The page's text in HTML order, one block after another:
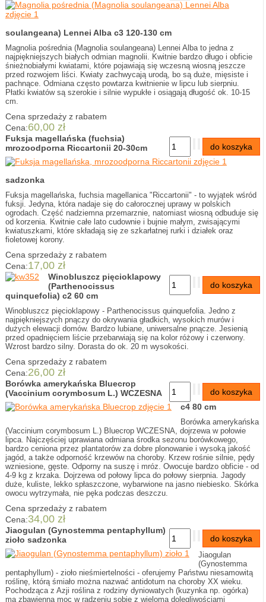
soulangeana) Lennei Alba c3 120-130 cm
Magnolia pośrednia (Magnolia soulangeana) Lennei Alba to jedna z
najpiękniejszych białych odmian magnolii. Kwitnie bardzo długo i obficie
śnieżnobiałymi kwiatami, które pojawiają się wczesną wiosną jeszcze
przed rozwojem liści. Kwiaty zachwycają urodą, bo są duże, mięsiste i
pachnące. Odmiana często powtarza kwitnienie w lipcu lub sierpniu.
Płatki kwiatów są szerokie i silnie wypukłe i osiągają długość ok. 10-15
cm.
Cena sprzedaży z rabatem
Cena:60,00 zł
Fuksja magellańska (fuchsia)
mrozoodporna Riccartonii 20-30cm
sadzonka
Fuksja magellańska, fuchsia magellanica "Riccartonii" - to wyjątek wśród
fuksji. Jedyna, która nadaje się do całorocznej uprawy w polskich
ogrodach. Część nadziemna przemarznie, natomiast wiosną odbuduje się
od korzenia. Kwitnie całe lato cudownie i bujnie małym, zwisającymi
kwiatuszkami, które składają się ze szkarłatnej rurki i działek oraz
fioletowej korony.
Cena sprzedaży z rabatem
Cena:17,00 zł
Winobluszcz pięcioklapowy
(Parthenocissus
quinquefolia) c2 60 cm
Winobluszcz pięcioklapowy - Parthenocissus quinquefolia. Jedno z
najpiękniejszych pnączy do okrywania gładkich, wysokich murów i
dużych elewacji domów. Bardzo lubiane, uniwersalne pnącze. Jesienią
przed opadnięciem liście przebarwiają się na kolor różowy i czerwony.
Wzrost bardzo silny. Dorasta do ok. 20 m wysokości.
Cena sprzedaży z rabatem
Cena:26,00 zł
Borówka amerykańska Bluecrop
(Vaccinium corymbosum L.) WCZESNA
c4 80 cm
Borówka amerykańska
(Vaccinium corymbosum L.) Bluecrop WCZESNA, dojrzewa w połowie
lipca. Najczęściej uprawiana odmiana środka sezonu borówkowego,
bardzo ceniona przez plantatorów za dobre plonowanie i wysoką jakość
jagód, a także odporność krzewów na choroby. Krzew rośnie silnie, pędy
wzniesione, gęste. Odporny na suszę i mróz. Owocuje bardzo obficie - od
4-9 kg z krzaka. Dojrzewa od połowy lipca do połowy sierpnia. Jagody
duże, kuliste, lekko spłaszczone, wybarwione na jasno niebiesko. Skórka
owocu wytrzymała, nie pęka podczas deszczu.
Cena sprzedaży z rabatem
Cena:34,00 zł
Jiaogulan (Gynostemma pentaphyllum)
zioło sadzonka
Jiaogulan
(Gynostemma
pentaphyllum) - zioło nieśmiertelności - oferujemy Państwu niesamowitą
roślinę, którą śmiało można nazwać antidotum na choroby XX wieku.
Pochodząca z Azji roślina z rodziny dyniowatych (kuzynka np. ogórka)
ma zbawienną moc w radzeniu sobie z wieloma dolegliwościami